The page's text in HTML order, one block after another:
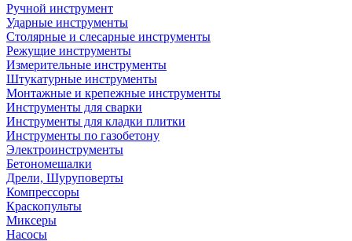
Ручной инструмент
Ударные инструменты
Столярные и слесарные инструменты
Режущие инструменты
Измерительные инструменты
Штукатурные инструменты
Монтажные и крепежные инструменты
Инструменты для сварки
Инструменты для кладки плитки
Инструменты по газобетону
Электроинструменты
Бетономешалки
Дрели, Шуруповерты
Компрессоры
Краскопульты
Миксеры
Насосы